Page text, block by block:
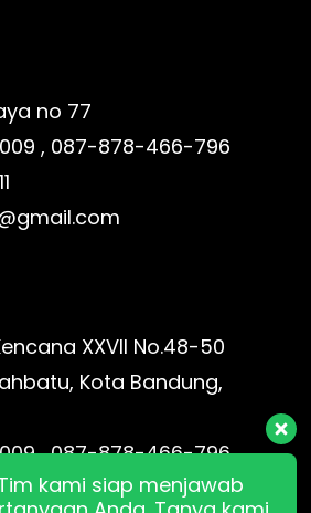
no 77
, 087-878-466-796
XXVII No.48-50
Kota Bandung,
, 087-878-466-796
kami siap menjawab